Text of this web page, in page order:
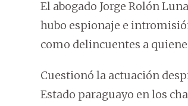
El abogado Jorge Rolón
hubo espionaje e
como delincuentes a
Cuestionó la actuación
Estado paraguayo en los